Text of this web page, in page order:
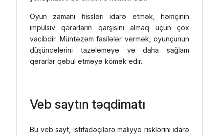
Oyun zamanı hissləri idarə etmək, həmçinin
impulsiv qərarların qarşısını almaq üçün çox
vacibdir. Müntəzəm fasilələr vermək, oyunçunun
düşüncələrini tazələməyə və daha sağlam
qərarlar qəbul etməyə kömək edir.
Veb saytın təqdimatı
Bu veb sayt, istifadəçilərə maliyyə risklərini idarə